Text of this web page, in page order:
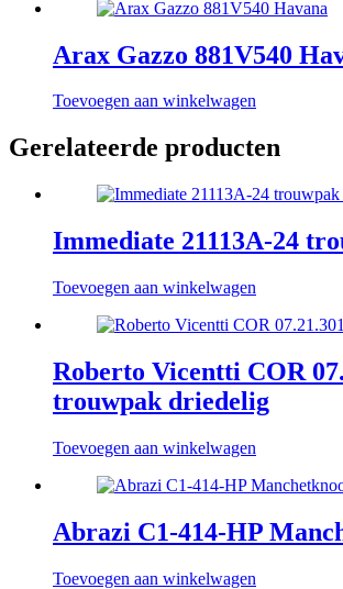
Arax Gazzo 881V540
Toevoegen aan winkelwagen
Gerelateerde producten
Immediate 21113A-24
Toevoegen aan winkelwagen
Roberto Vicentti COR
trouwpak driedelig
Toevoegen aan winkelwagen
Abrazi C1-414-HP
Toevoegen aan winkelwagen